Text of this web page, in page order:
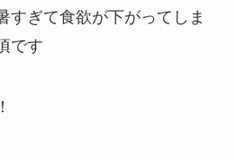
すぎて食欲が下がってしま
です